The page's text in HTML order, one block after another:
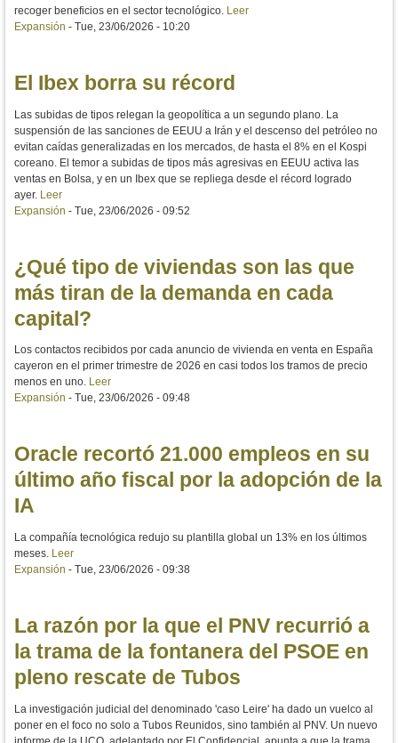
recoger beneficios en el sector tecnológico. Leer
Expansión - Tue, 23/06/2026 - 10:20
El Ibex borra su récord
Las subidas de tipos relegan la geopolítica a un segundo plano. La
suspensión de las sanciones de EEUU a Irán y el descenso del petróleo no
evitan caídas generalizadas en los mercados, de hasta el 8% en el Kospi
coreano. El temor a subidas de tipos más agresivas en EEUU activa las
ventas en Bolsa, y en un Ibex que se repliega desde el récord logrado
ayer. Leer
Expansión - Tue, 23/06/2026 - 09:52
¿Qué tipo de viviendas son las que
más tiran de la demanda en cada
capital?
Los contactos recibidos por cada anuncio de vivienda en venta en España
cayeron en el primer trimestre de 2026 en casi todos los tramos de precio
menos en uno. Leer
Expansión - Tue, 23/06/2026 - 09:48
Oracle recortó 21.000 empleos en su
último año fiscal por la adopción de la
IA
La compañía tecnológica redujo su plantilla global un 13% en los últimos
meses. Leer
Expansión - Tue, 23/06/2026 - 09:38
La razón por la que el PNV recurrió a
la trama de la fontanera del PSOE en
pleno rescate de Tubos
La investigación judicial del denominado 'caso Leire' ha dado un vuelco al
poner en el foco no solo a Tubos Reunidos, sino también al PNV. Un nuevo